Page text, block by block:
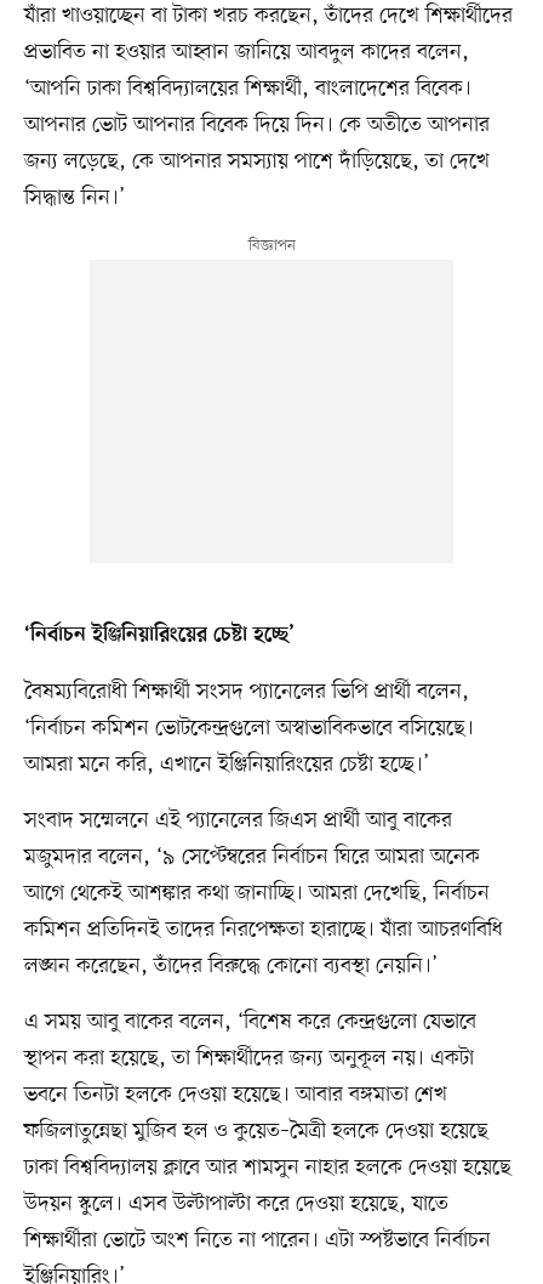
যাঁরা খাওয়াচ্ছেন বা টাকা খরচ করছেন, তাঁদের দেখে শিক্ষার্থীদের
প্রভাবিত না হওয়ার আহ্বান জানিয়ে আবদুল কাদের বলেন,
‘আপনি ঢাকা বিশ্ববিদ্যালয়ের শিক্ষার্থী, বাংলাদেশের বিবেক।
আপনার ভোট আপনার বিবেক দিয়ে দিন। কে অতীতে আপনার
জন্য লড়েছে, কে আপনার সমস্যায় পাশে দাঁড়িয়েছে, তা দেখে
সিদ্ধান্ত নিন।’
‘নির্বাচন ইঞ্জিনিয়ারিংয়ের চেষ্টা হচ্ছে’
বৈষম্যবিরোধী শিক্ষার্থী সংসদ প্যানেলের ভিপি প্রার্থী বলেন,
‘নির্বাচন কমিশন ভোটকেন্দ্রগুলো অস্বাভাবিকভাবে বসিয়েছে।
আমরা মনে করি, এখানে ইঞ্জিনিয়ারিংয়ের চেষ্টা হচ্ছে।’
সংবাদ সম্মেলনে এই প্যানেলের জিএস প্রার্থী আবু বাকের
মজুমদার বলেন, ‘৯ সেপ্টেম্বরের নির্বাচন ঘিরে আমরা অনেক
আগে থেকেই আশঙ্কার কথা জানাচ্ছি। আমরা দেখেছি, নির্বাচন
কমিশন প্রতিদিনই তাদের নিরপেক্ষতা হারাচ্ছে। যাঁরা আচরণবিধি
লঙ্ঘন করেছেন, তাঁদের বিরুদ্ধে কোনো ব্যবস্থা নেয়নি।’
এ সময় আবু বাকের বলেন, ‘বিশেষ করে কেন্দ্রগুলো যেভাবে
স্থাপন করা হয়েছে, তা শিক্ষার্থীদের জন্য অনুকূল নয়। একটা
ভবনে তিনটা হলকে দেওয়া হয়েছে। আবার বঙ্গমাতা শেখ
ফজিলাতুন্নেছা মুজিব হল ও কুয়েত–মৈত্রী হলকে দেওয়া হয়েছে
ঢাকা বিশ্ববিদ্যালয় ক্লাবে আর শামসুন নাহার হলকে দেওয়া হয়েছে
উদয়ন স্কুলে। এসব উল্টাপাল্টা করে দেওয়া হয়েছে, যাতে
শিক্ষার্থীরা ভোটে অংশ নিতে না পারেন। এটা স্পষ্টভাবে নির্বাচন
ইঞ্জিনিয়ারিং।’